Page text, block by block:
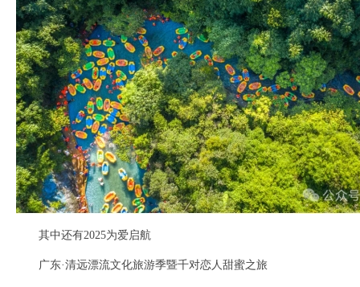
其中还有2025为爱启航
广东·清远漂流文化旅游季暨千对恋人甜蜜之旅